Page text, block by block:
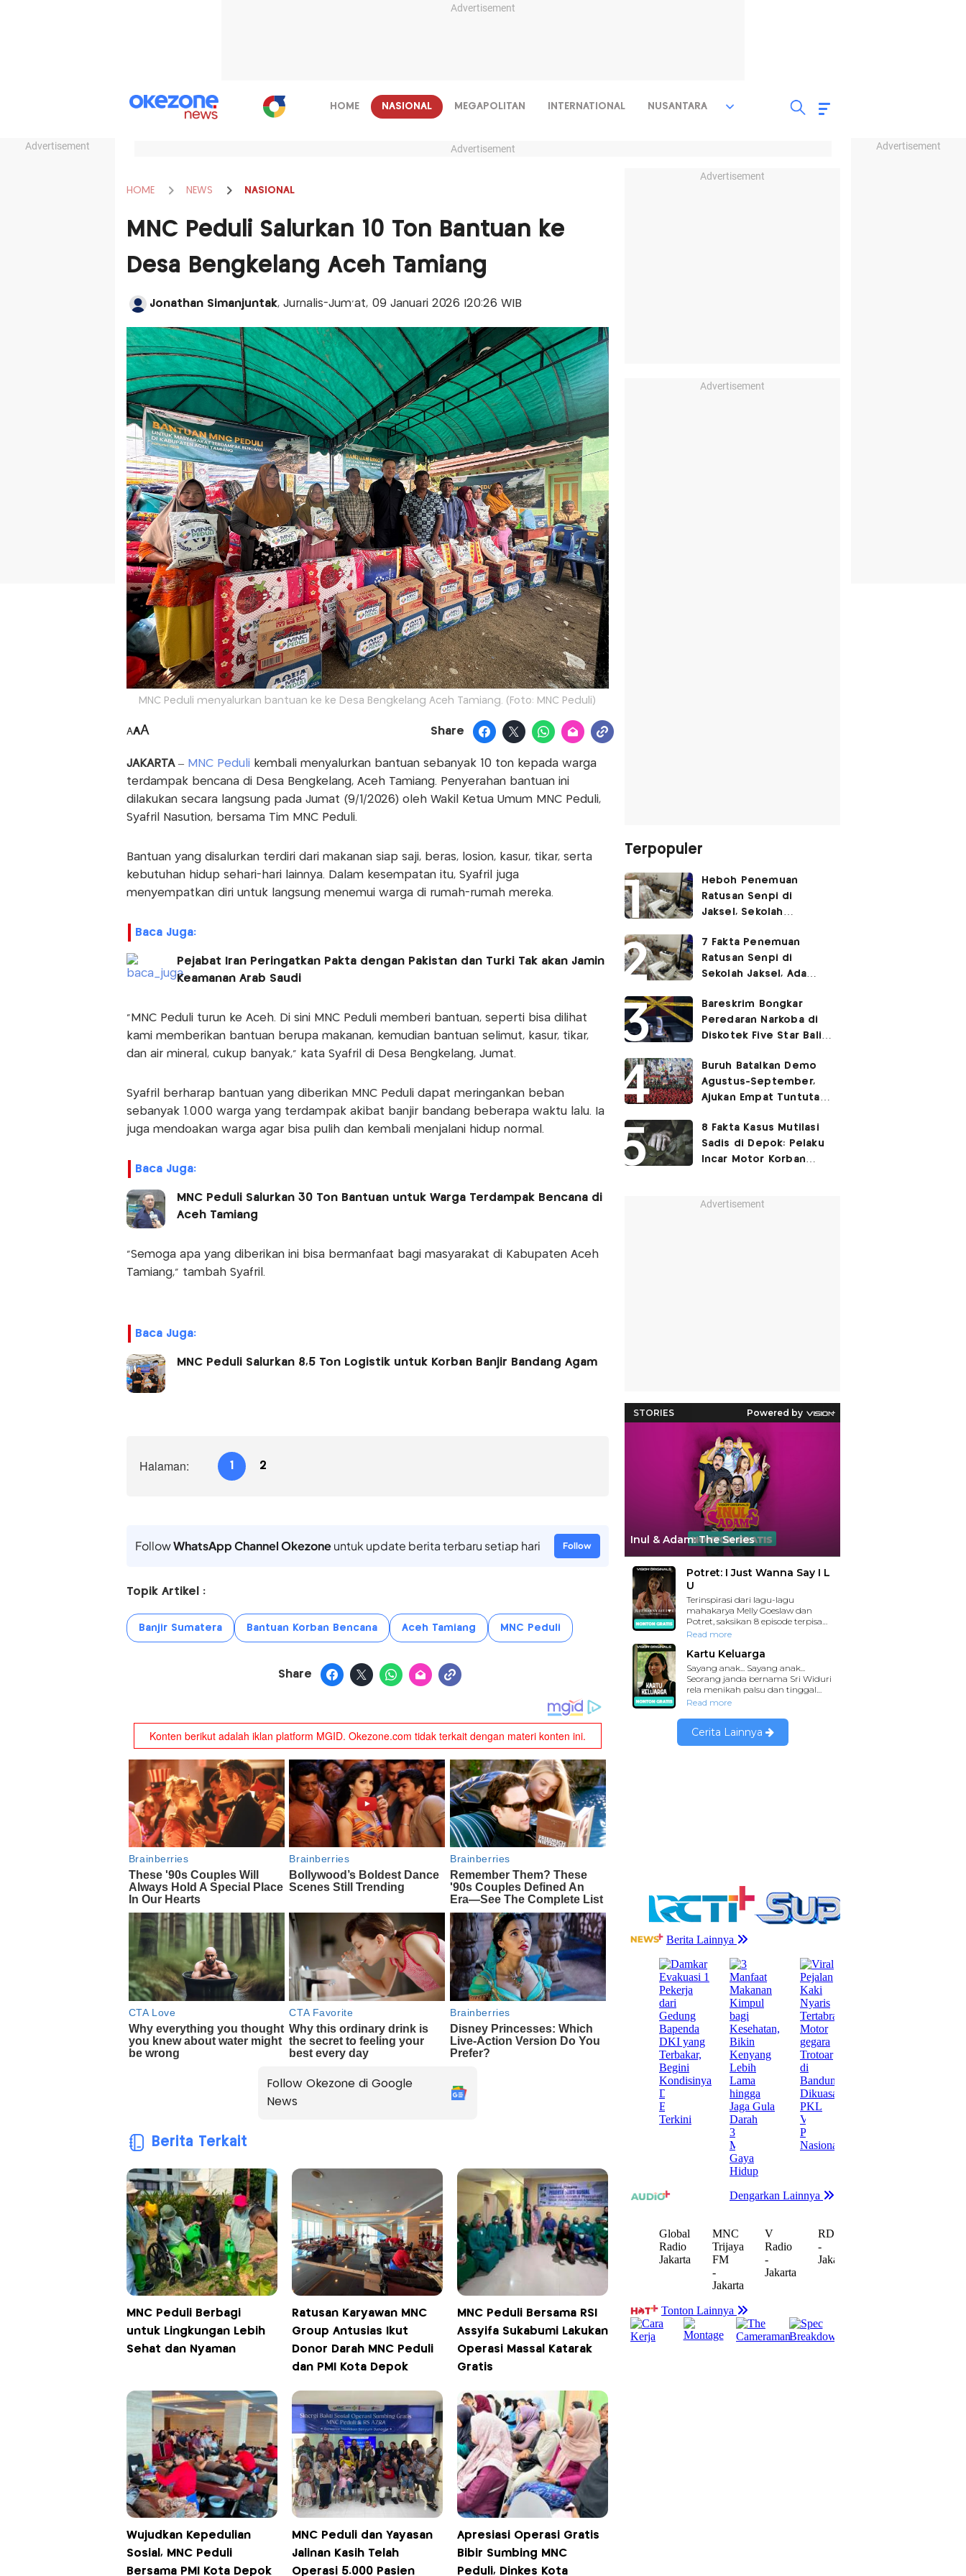
Advertisement
Advertisement Advertisement
HOME NASIONAL MEGAPOLITAN INTERNATIONAL NUSANTARA
Advertisement
HOME NEWS NASIONAL
MNC Peduli Salurkan 10 Ton Bantuan ke
Desa Bengkelang Aceh Tamiang
Jonathan Simanjuntak, Jurnalis-Jum'at, 09 Januari 2026 |20:26 WIB
MNC Peduli menyalurkan bantuan ke ke Desa Bengkelang Aceh Tamiang. (Foto: MNC Peduli)
AAA Share
JAKARTA– MNC Pedulikembali menyalurkan bantuan sebanyak 10 ton kepada warga
terdampak bencana di Desa Bengkelang, Aceh Tamiang. Penyerahan bantuan ini
dilakukan secara langsung pada Jumat (9/1/2026) oleh Wakil Ketua Umum MNC Peduli,
Syafril Nasution, bersama Tim MNC Peduli.
Bantuan yang disalurkan terdiri dari makanan siap saji, beras, losion, kasur, tikar, serta
kebutuhan hidup sehari-hari lainnya. Dalam kesempatan itu, Syafril juga
menyempatkan diri untuk langsung menemui warga di rumah-rumah mereka.
Baca Juga:
Pejabat Iran Peringatkan Pakta dengan Pakistan dan Turki Tak akan Jamin
Keamanan Arab Saudi
“MNC Peduli turun ke Aceh. Di sini MNC Peduli memberi bantuan, seperti bisa dilihat
kami memberikan bantuan berupa makanan, kemudian bantuan selimut, kasur, tikar,
dan air mineral, cukup banyak,” kata Syafril di Desa Bengkelang, Jumat.
Syafril berharap bantuan yang diberikan MNC Peduli dapat meringankan beban
sebanyak 1.000 warga yang terdampak akibat banjir bandang beberapa waktu lalu. Ia
juga mendoakan warga agar bisa pulih dan kembali menjalani hidup normal.
Baca Juga:
MNC Peduli Salurkan 30 Ton Bantuan untuk Warga Terdampak Bencana di
Aceh Tamiang
“Semoga apa yang diberikan ini bisa bermanfaat bagi masyarakat di Kabupaten Aceh
Tamiang,” tambah Syafril.
Baca Juga:
MNC Peduli Salurkan 8,5 Ton Logistik untuk Korban Banjir Bandang Agam
Halaman: 1 2
FollowWhatsApp Channel Okezoneuntuk update berita terbaru setiap hari Follow
Topik Artikel :
Banjir Sumatera Bantuan Korban Bencana Aceh Tamiang MNC Peduli
Share
Follow Okezone di Google
News
Berita Terkait
MNC Peduli Berbagi
untuk Lingkungan Lebih
Sehat dan Nyaman
Ratusan Karyawan MNC
Group Antusias Ikut
Donor Darah MNC Peduli
dan PMI Kota Depok
MNC Peduli Bersama RSI
Assyifa Sukabumi Lakukan
Operasi Massal Katarak
Gratis
Wujudkan Kepedulian
Sosial, MNC Peduli
Bersama PMI Kota Depok
MNC Peduli dan Yayasan
Jalinan Kasih Telah
Operasi 5.000 Pasien
Apresiasi Operasi Gratis
Bibir Sumbing MNC
Peduli, Dinkes Kota
Advertisement
Advertisement
Terpopuler
Heboh Penemuan
Ratusan Senpi di
Jaksel, Sekolah
Kegiatan Eskul
Menembak
7 Fakta Penemuan
Ratusan Senpi di
Sekolah Jaksel, Ada
Ruang Bunker
Bareskrim Bongkar
Peredaran Narkoba di
Diskotek Five Star Bali,
Buruh Batalkan Demo
Agustus-September,
Ajukan Empat Tuntutan
8 Fakta Kasus Mutilasi
Sadis di Depok: Pelaku
Incar Motor Korban
Advertisement